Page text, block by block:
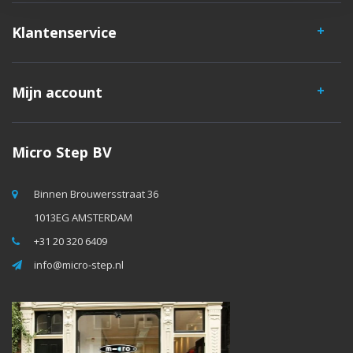
Klantenservice
Mijn account
Micro Step BV
Binnen Brouwersstraat 36
1013EG AMSTERDAM
+31 20 320 6409
info@micro-step.nl